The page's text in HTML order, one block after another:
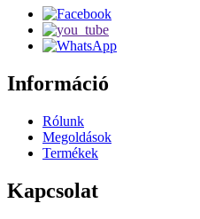
Információ
Rólunk
Megoldások
Termékek
Kapcsolat